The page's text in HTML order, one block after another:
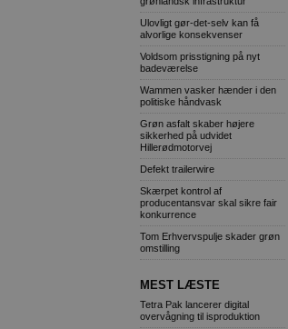
Ulovligt gør-det-selv kan få
alvorlige konsekvenser
Voldsom prisstigning på nyt
badeværelse
Wammen vasker hænder i den
politiske håndvask
Grøn asfalt skaber højere
sikkerhed på udvidet
Hillerødmotorvej
Defekt trailerwire
Skærpet kontrol af
producentansvar skal sikre fair
konkurrence
Tom Erhvervspulje skader grøn
omstilling
MEST LÆSTE
Tetra Pak lancerer digital
overvågning til isproduktion